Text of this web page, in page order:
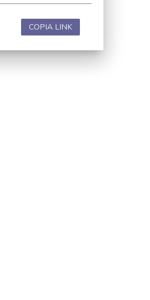
COPIA LINK